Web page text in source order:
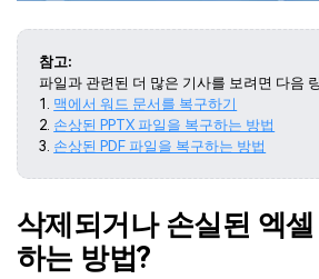
참고:
파일과 관련된 더 많은 기사를 보려면 다음
1. 맥에서 워드 문서를 복구하기
2. 손상된 PPTX 파일을 복구하는 방법
3. 손상된 PDF 파일을 복구하는 방법
삭제되거나 손실된 엑
하는 방법?